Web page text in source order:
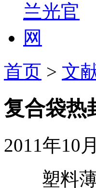
首页 > 文
复合袋
2011年10
塑料薄